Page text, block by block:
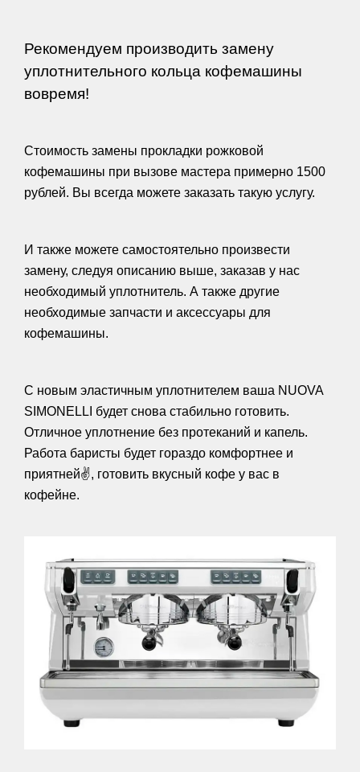
Рекомендуем производить замену
уплотнительного кольца кофемашины
вовремя!
Стоимость замены прокладки рожковой
кофемашины при вызове мастера примерно 1500
рублей. Вы всегда можете заказать такую услугу.
И также можете самостоятельно произвести
замену, следуя описанию выше, заказав у нас
необходимый уплотнитель. А также другие
необходимые запчасти и аксессуары для
кофемашины.
С новым эластичным уплотнителем ваша NUOVA
SIMONELLI будет снова стабильно готовить.
Отличное уплотнение без протеканий и капель.
Работа баристы будет гораздо комфортнее и
приятней✌️, готовить вкусный кофе у вас в
кофейне.